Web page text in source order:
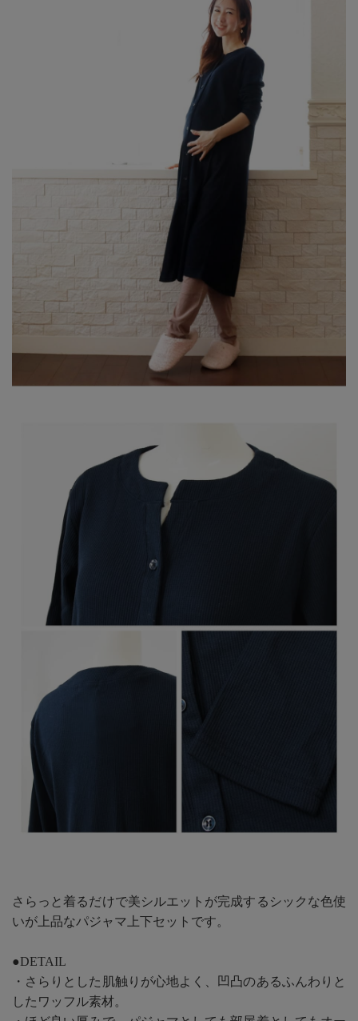
さらっと着るだけで美シルエットが完成するシックな色使
いが上品なパジャマ上下セットです。
●DETAIL
・さらりとした肌触りが心地よく、凹凸のあるふんわりと
したワッフル素材。